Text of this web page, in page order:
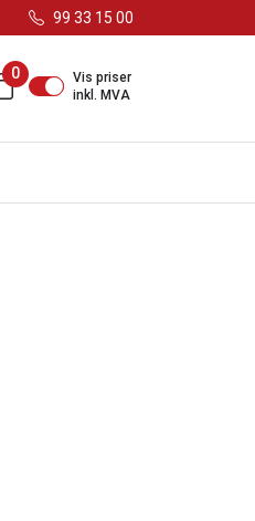
99 33 15 00
0
Vis priser
inkl. MVA